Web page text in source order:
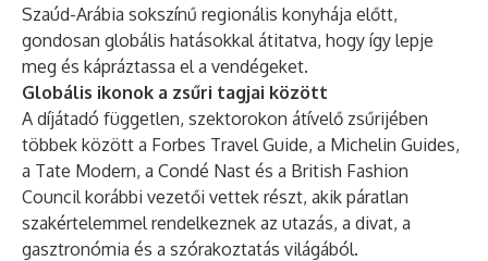
Szaúd-Arábia sokszínű regionális konyhája előtt,
gondosan globális hatásokkal átitatva, hogy így lepje
meg és kápráztassa el a vendégeket.
Globális ikonok a zsűri tagjai között
A díjátadó független, szektorokon átívelő zsűrijében
többek között a Forbes Travel Guide, a Michelin Guides,
a Tate Modern, a Condé Nast és a British Fashion
Council korábbi vezetői vettek részt, akik páratlan
szakértelemmel rendelkeznek az utazás, a divat, a
gasztronómia és a szórakoztatás világából.